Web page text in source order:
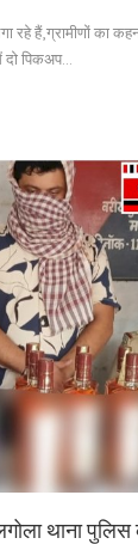
रहे हैं,ग्रामीणों का
पिकअप...
थाना पुलिस